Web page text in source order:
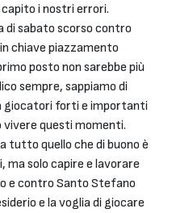
i nostri errori.
di sabato scorso contro
chiave piazzamento
posto non sarebbe più
sempre, sappiamo di
giocatori forti e importanti
vivere questi momenti.
tutto quello che di buono è
solo capire e lavorare
e contro Santo Stefano
e la voglia di giocare